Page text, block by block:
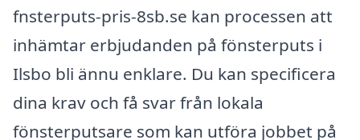
fnsterputs-pris-8sb.se kan processen att
inhämtar erbjudanden på fönsterputs i
Ilsbo bli ännu enklare. Du kan specificera
dina krav och få svar från lokala
fönsterputsare som kan utföra jobbet på